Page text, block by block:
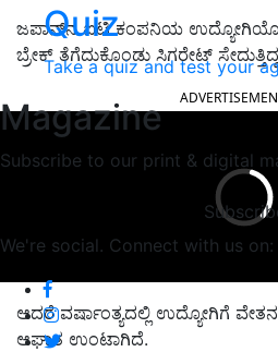
Quiz
Take a quiz and test your
Magazine
Subscribe to our print & digital
We're social. Connect with us on:
ಜಪಾನ್‌ನ ಐಟಿ ಕಂಪನಿಯ
ಬ್ರೇಕ್ ತೆಗೆದುಕೊಂಡು ಸಿಗರೇಟ್‌
ಆದರೆ ವರ್ಷಾಂತ್ಯದಲ್ಲಿ ಉದ್ಯೋಗಿಗೆ
ಆಘಾತ ಉಂಟಾಗಿದೆ.